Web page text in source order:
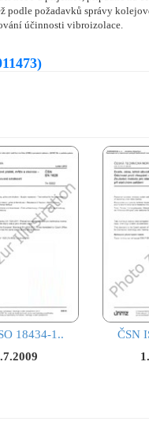
podle požadavků správy
účinnosti vibroizolace.
18434-1..
ČSN